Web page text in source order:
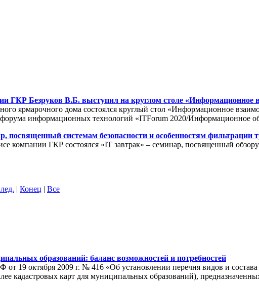
ГКР Безруков В.Б. выступил на круглом столе «Информационное
ярмарочного дома состоялся круглый стол «Информационное
информационных технологий «ITForum 2020/Информационное
посвященный системам безопасности и особенностям фильтрации
компании ГКР состоялся «IT завтрак» – семинар, посвященный
| Конец | Все
образований: баланс возможностей и потребностей
19 октября 2009 г. № 416 «Об установлении перечня видов и
кадастровых карт для муниципальных образований),